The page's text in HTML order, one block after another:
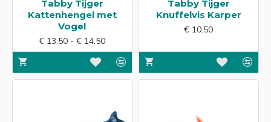
Tabby Tijger
Kattenhengel met
Vogel
€ 13.50 - € 14.50
Tabby Tijger
Knuffelvis Karper
€ 10.50